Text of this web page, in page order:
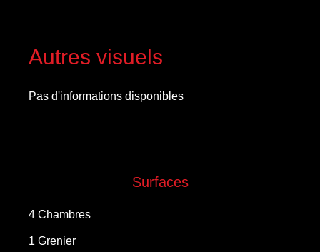
Autres visuels
Pas d'informations disponibles
Surfaces
4 Chambres
1 Grenier